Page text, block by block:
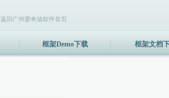
返回广州爱奇迪软件首页
框架Demo下载 框架文档